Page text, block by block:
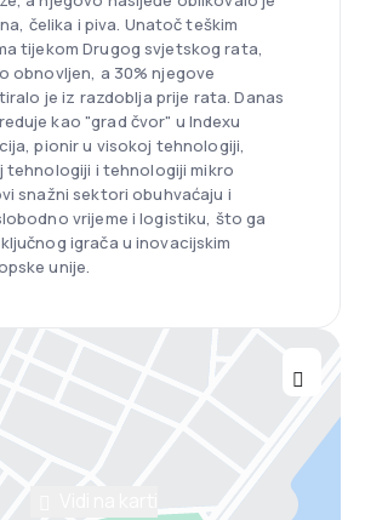
čelika i piva. Unatoč teškim
tijekom Drugog svjetskog rata,
obnovljen, a 30% njegove
je iz razdoblja prije rata. Danas
kao "grad čvor" u Indexu
pionir u visokoj tehnologiji,
tehnologiji i tehnologiji mikro
snažni sektori obuhvaćaju i
vrijeme i logistiku, što ga
igrača u inovacijskim
unije.